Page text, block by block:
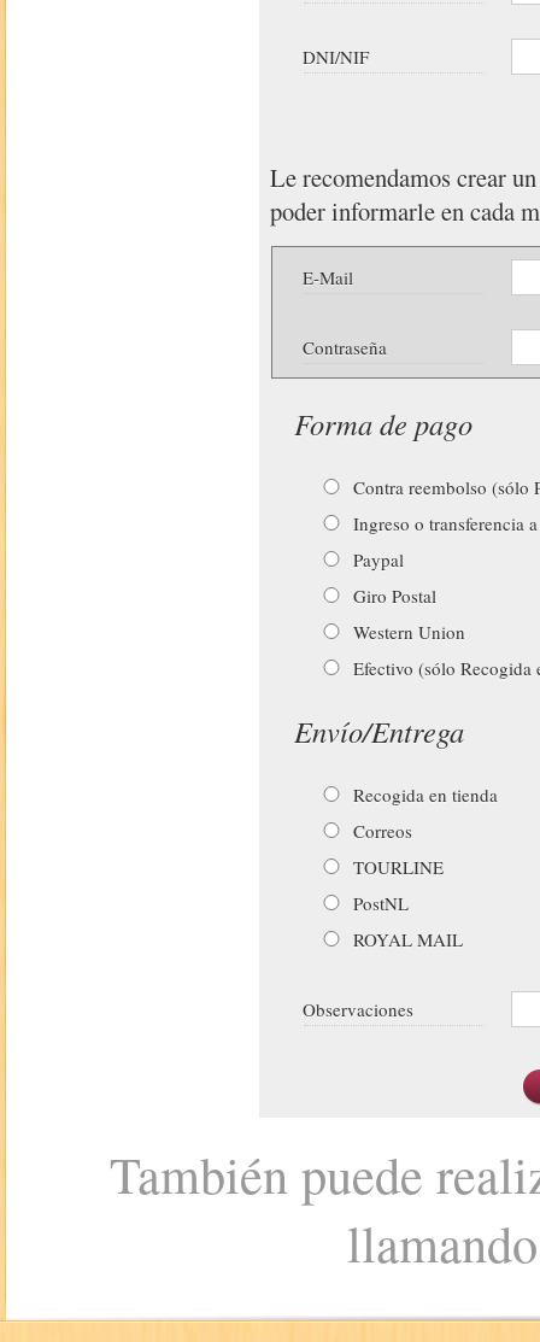
DNI/NIF
Le recomendamos crear
poder informarle en cada
E-Mail
Contraseña
Forma de pago
Contra reembolso (sólo
Ingreso o transferencia
Paypal
Giro Postal
Western Union
Efectivo (sólo Recogida
Envío/Entrega
Recogida en tienda
Correos
TOURLINE
PostNL
ROYAL MAIL
Observaciones
También puede